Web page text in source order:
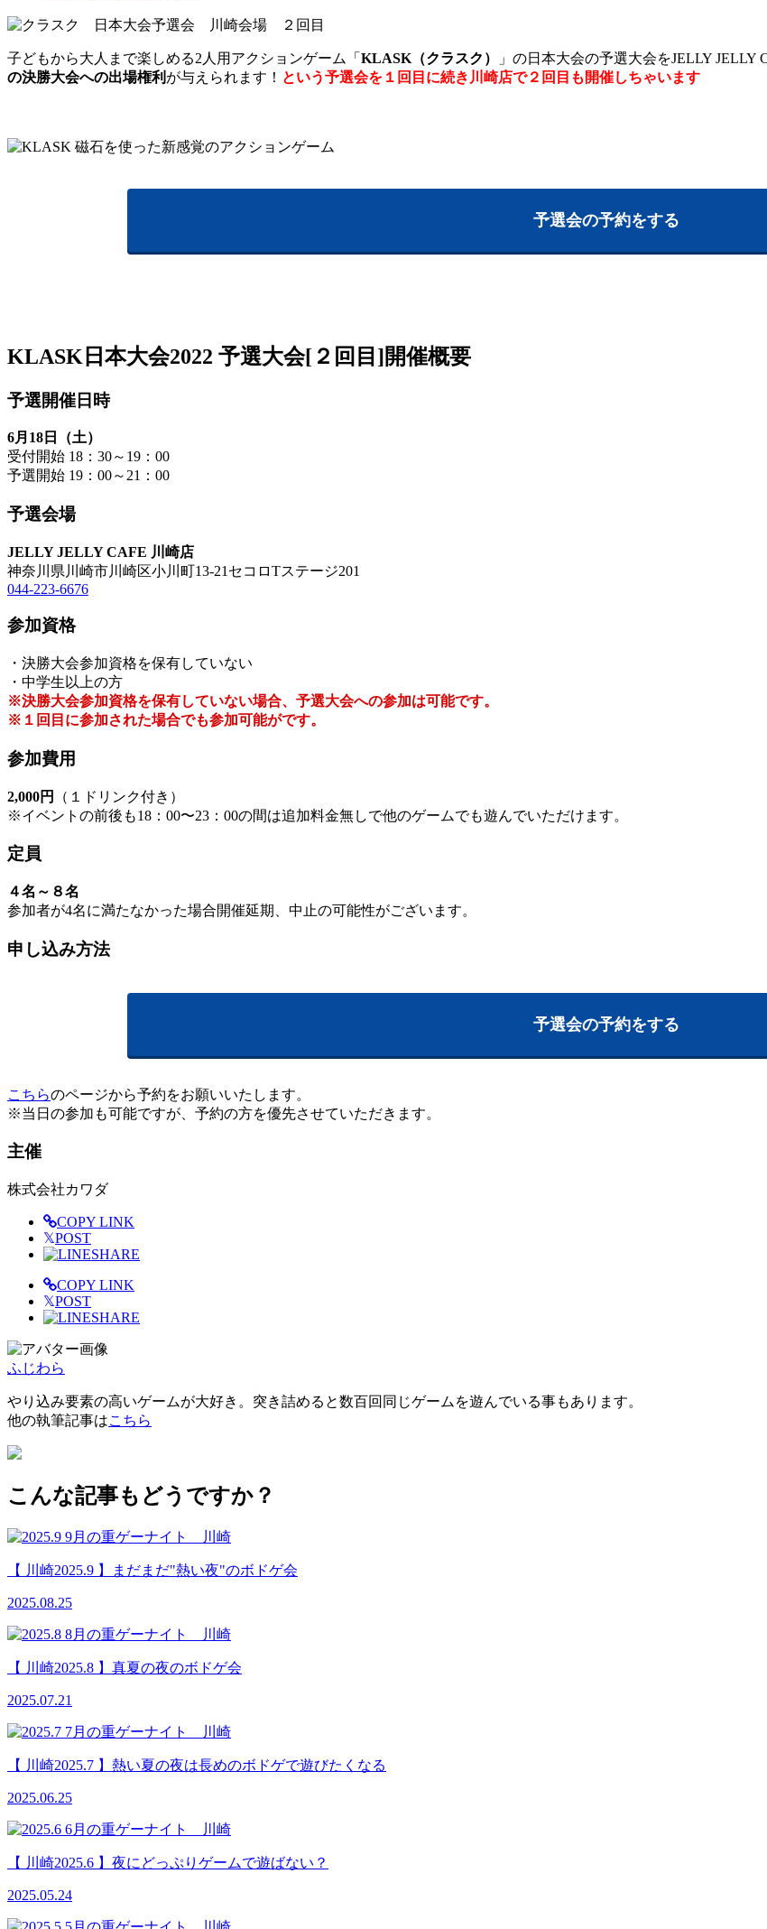
子どもから大人まで楽しめる2人用アクションゲーム「 KLASK（クラスク） 」の日本大会の予選大会をJELLY JELLY
の決勝大会への出場権利 が与えられます！ という予選会を１回目に続き川崎店で２回目も開催しちゃいます
予選会の予約をする
KLASK日本大会2022 予選大会[２回目]開催概要
予選開催日時
6月18日（土）
受付開始 18：30～19：00
予選開始 19：00～21：00
予選会場
JELLY JELLY CAFE 川崎店
神奈川県川崎市川崎区小川町13-21セコロTステージ201
044-223-6676
参加資格
・決勝大会参加資格を保有していない
・中学生以上の方
※決勝大会参加資格を保有していない場合、予選大会への参加は可能です。
※１回目に参加された場合でも参加可能がです。
参加費用
2,000円
（１ドリンク付き）
※イベントの前後も18：00〜23：00の間は追加料金無しで他のゲームでも遊んでいただけます。
定員
４名～８名
参加者が4名に満たなかった場合開催延期、中止の可能性がございます。
申し込み方法
予選会の予約をする
こちらのページから予約をお願いいたします。
※当日の参加も可能ですが、予約の方を優先させていただきます。
主催
株式会社カワダ
COPY LINK
𝕏POST
SHARE
COPY LINK
𝕏POST
SHARE
ふじわら
やり込み要素の高いゲームが大好き。突き詰めると数百回同じゲームを遊んでいる事もあります。
他の執筆記事はこちら
こんな記事もどうですか？
【 川崎2025.9 】まだまだ"熱い夜"のボドゲ会
2025.08.25
【 川崎2025.8 】真夏の夜のボドゲ会
2025.07.21
【 川崎2025.7 】熱い夏の夜は長めのボドゲで遊びたくなる
2025.06.25
【 川崎2025.6 】夜にどっぷりゲームで遊ばない？
2025.05.24